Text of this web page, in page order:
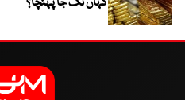
کہاں تک جا پہنچا؟